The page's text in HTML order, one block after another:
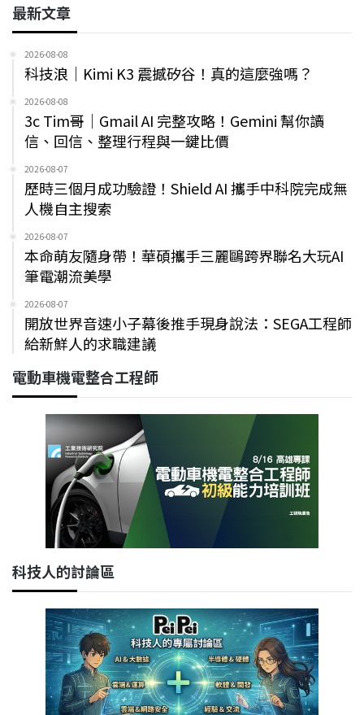
最新文章
2026-08-08
科技浪｜Kimi K3 震撼矽谷！真的這麼強嗎？
2026-08-08
3c Tim哥｜Gmail AI 完整攻略！Gemini 幫你讀
信、回信、整理行程與一鍵比價
2026-08-07
歷時三個月成功驗證！Shield AI 攜手中科院完成無
人機自主搜索
2026-08-07
本命萌友隨身帶！華碩攜手三麗鷗跨界聯名大玩AI
筆電潮流美學
2026-08-07
開放世界音速小子幕後推手現身說法：SEGA工程師
給新鮮人的求職建議
電動車機電整合工程師
科技人的討論區